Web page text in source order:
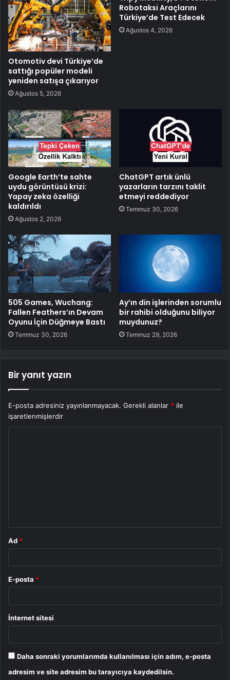
Otomotiv devi Türkiye’de
sattığı popüler modeli
yeniden satışa çıkarıyor
Ağustos 5, 2026
Robotaksi Araçlarını
Türkiye’de Test Edecek
Ağustos 4, 2026
Google Earth’te sahte
uydu görüntüsü krizi:
Yapay zeka özelliği
kaldırıldı
Ağustos 2, 2026
ChatGPT artık ünlü
yazarların tarzını taklit
etmeyi reddediyor
Temmuz 30, 2026
505 Games, Wuchang:
Fallen Feathers’ın Devam
Oyunu İçin Düğmeye Bastı
Temmuz 30, 2026
Ay’ın din işlerinden sorumlu
bir rahibi olduğunu biliyor
muydunuz?
Temmuz 29, 2026
Bir yanıt yazın
E-posta adresiniz yayınlanmayacak. Gerekli alanlar * ile
işaretlenmişlerdir
Ad *
E-posta *
İnternet sitesi
Daha sonraki yorumlarımda kullanılması için adım, e-posta
adresim ve site adresim bu tarayıcıya kaydedilsin.